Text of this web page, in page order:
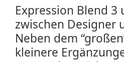
Expression Blend
zwischen Designer
Neben dem
kleinere